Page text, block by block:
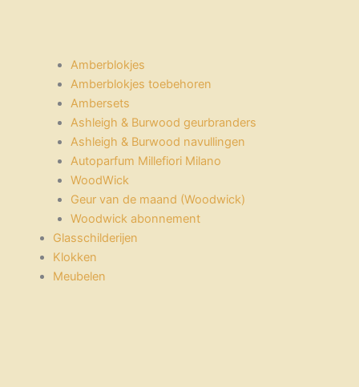
Amberblokjes
Amberblokjes toebehoren
Ambersets
Ashleigh & Burwood geurbranders
Ashleigh & Burwood navullingen
Autoparfum Millefiori Milano
WoodWick
Geur van de maand (Woodwick)
Woodwick abonnement
Glasschilderijen
Klokken
Meubelen